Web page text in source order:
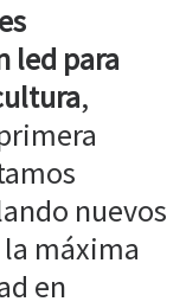
led para
,
nuevos
máxima
en